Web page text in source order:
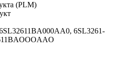
(PLM)
6SL3261-